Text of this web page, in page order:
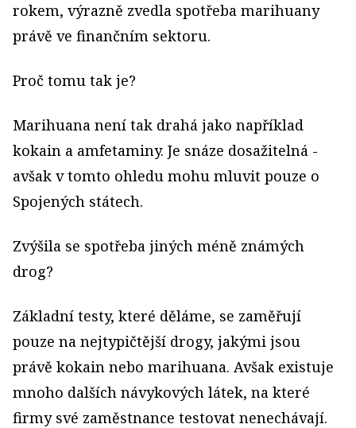
rokem, výrazně zvedla spotřeba marihuany
právě ve finančním sektoru.
Proč tomu tak je?
Marihuana není tak drahá jako například
kokain a amfetaminy. Je snáze dosažitelná -
avšak v tomto ohledu mohu mluvit pouze o
Spojených státech.
Zvýšila se spotřeba jiných méně známých
drog?
Základní testy, které děláme, se zaměřují
pouze na nejtypičtější drogy, jakými jsou
právě kokain nebo marihuana. Avšak existuje
mnoho dalších návykových látek, na které
firmy své zaměstnance testovat nenechávají.